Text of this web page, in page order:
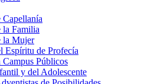
la Familia
la Mujer
Espíritu de Profecía
Públicos
y del Adolescente